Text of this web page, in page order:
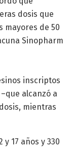
dosis que
mayores de 50
Sinopharm
inscriptos
alcanzó a
mientras
17 años y 330